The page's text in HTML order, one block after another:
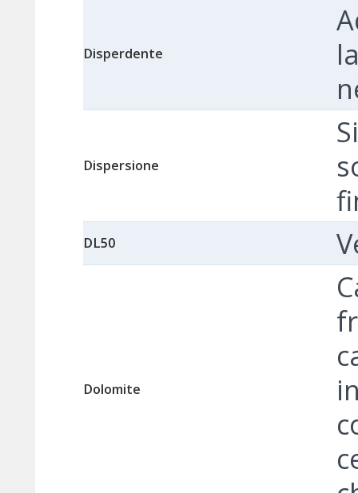
Disperdente
Dispersione
DL50
Dolomite